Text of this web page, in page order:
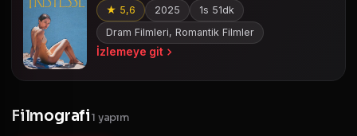
★ 5,6 2025
1s 51dk
Dram Filmleri, Romantik Filmler
İzlemeye git
Filmografi1 yapım